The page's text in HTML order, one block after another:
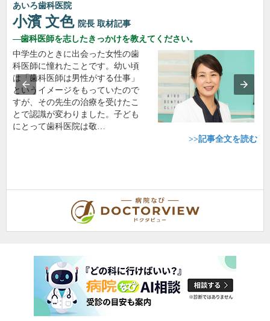
あいろ歯科医院
小濱 文色 院長 取材記事
歯科医師を志したきっかけを教えてください。
中学生のときに出会った女性の歯
科医師に憧れたことです。幼い頃
は「歯科医師は男性がする仕事」
というイメージをもっていたので
すが、その先生の治療を受けたこ
とで認識が変わりました。子ども
にとって歯科医院は敬…
>>記事全文を読む